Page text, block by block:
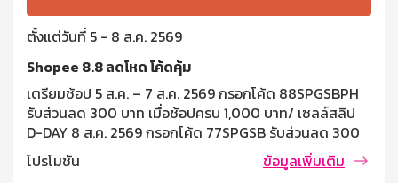
ตั้งแต่วันที่ 5 - 8 ส.ค. 2569
Shopee 8.8 ลดโหด โค้ดคุ้ม
เตรียมช้อป 5 ส.ค. – 7 ส.ค. 2569 กรอกโค้ด 88SPGSBPH
รับส่วนลด 300 บาท เมื่อช้อปครบ 1,000 บาท/ เซลล์สลิป
D-DAY 8 ส.ค. 2569 กรอกโค้ด 77SPGSB รับส่วนลด 300
บาท เมื่อช้อปครบ 1,000 บาท/ เซลล์ซสลิป เงื่อนไขและข้อ
กำหนด โค้ดส่วนลด 300 บาท เมื่อมียอดใช้จ่ายผ่านบัตร
โปรโมชัน ข้อมูลเพิ่มเติม